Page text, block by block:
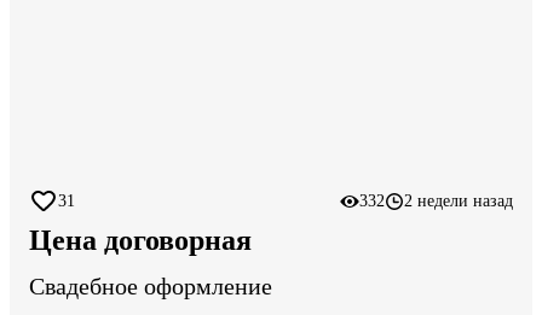
31 332 2 недели назад
Цена договорная
Свадебное оформление